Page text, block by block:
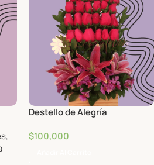
,
Destello de Alegría
$100,000